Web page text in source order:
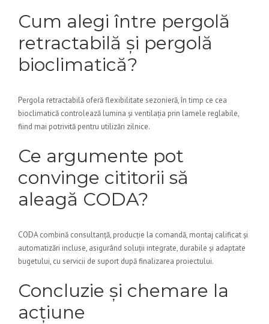
Cum alegi între pergolă
retractabilă și pergolă
bioclimatică?
Pergola retractabilă oferă flexibilitate sezonieră, în timp ce cea
bioclimatică controlează lumina și ventilația prin lamele reglabile,
fiind mai potrivită pentru utilizări zilnice.
Ce argumente pot
convinge cititorii să
aleagă CODA?
CODA combină consultanță, producție la comandă, montaj calificat și
automatizări incluse, asigurând soluții integrate, durabile și adaptate
bugetului, cu servicii de suport după finalizarea proiectului.
Concluzie și chemare la
acțiune